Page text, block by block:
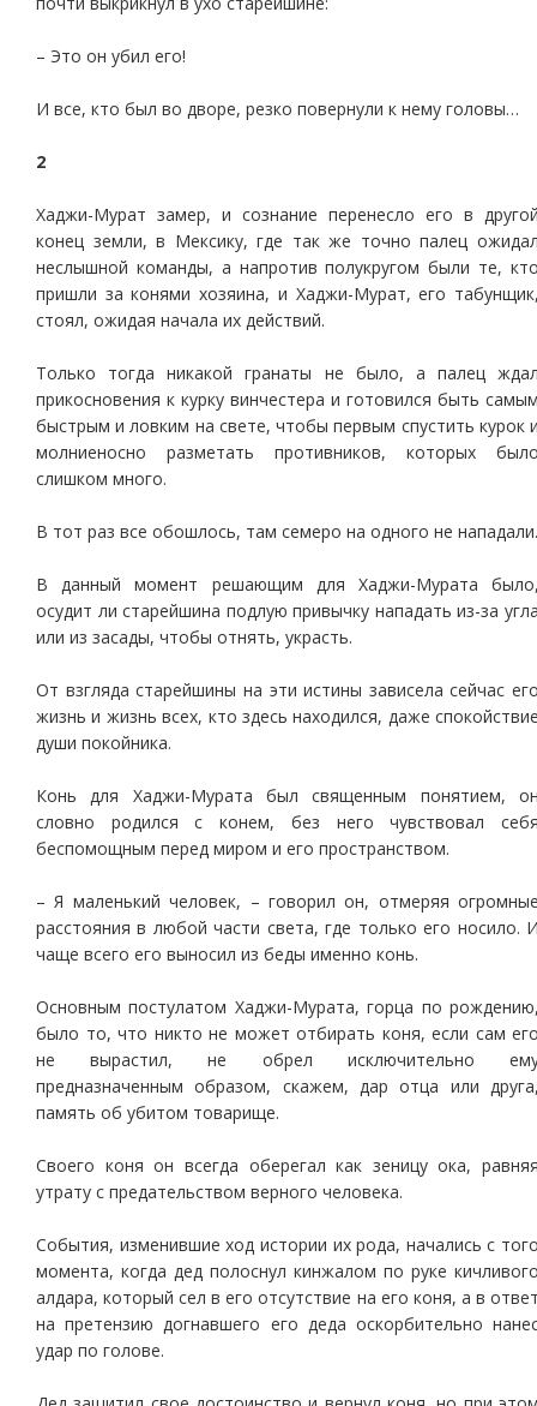
– Это он убил его!
И все, кто был во дворе, резко повернули к нему головы…
2
Хаджи-Мурат замер, и сознание перенесло его в
конец земли, в Мексику, где так же точно палец
неслышной команды, а напротив полукругом были те,
пришли за конями хозяина, и Хаджи-Мурат, его
стоял, ожидая начала их действий.
Только тогда никакой гранаты не было, а палец
прикосновения к курку винчестера и готовился быть
быстрым и ловким на свете, чтобы первым спустить курок
молниеносно разметать противников, которых
слишком много.
В тот раз все обошлось, там семеро на одного не нападали.
В данный момент решающим для Хаджи-Мурата
осудит ли старейшина подлую привычку нападать из-за
или из засады, чтобы отнять, украсть.
От взгляда старейшины на эти истины зависела сейчас
жизнь и жизнь всех, кто здесь находился, даже
души покойника.
Конь для Хаджи-Мурата был священным понятием,
словно родился с конем, без него чувствовал
беспомощным перед миром и его пространством.
– Я маленький человек, – говорил он, отмеряя
расстояния в любой части света, где только его носило.
чаще всего его выносил из беды именно конь.
Основным постулатом Хаджи-Мурата, горца по
было то, что никто не может отбирать коня, если сам
не вырастил, не обрел исключительно
предназначенным образом, скажем, дар отца или
память об убитом товарище.
Своего коня он всегда оберегал как зеницу ока,
утрату с предательством верного человека.
События, изменившие ход истории их рода, начались с
момента, когда дед полоснул кинжалом по руке
алдара, который сел в его отсутствие на его коня, а в
на претензию догнавшего его деда оскорбительно
удар по голове.